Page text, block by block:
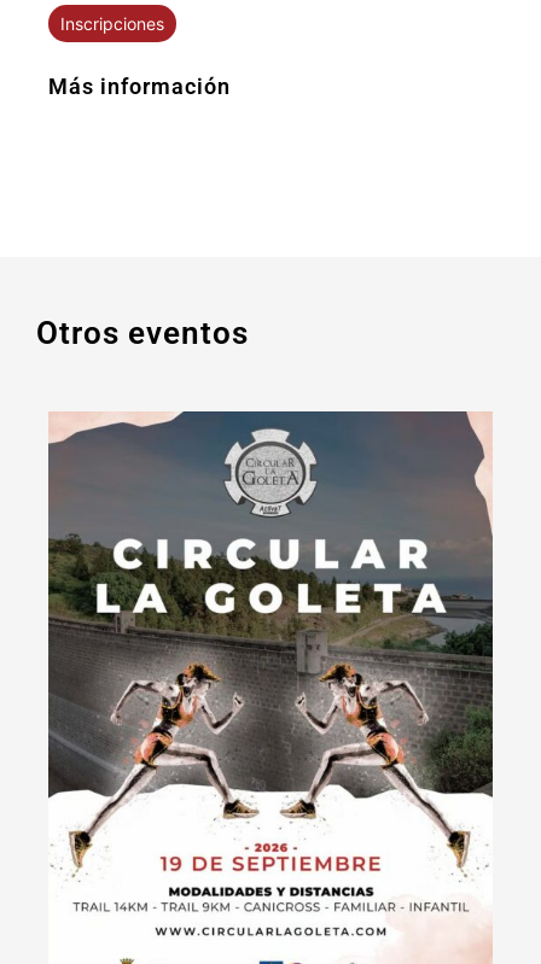
Inscripciones
Más información
Otros eventos